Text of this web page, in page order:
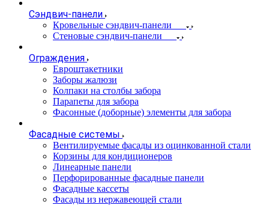
Сэндвич-панели
Кровельные сэндвич-панели
Стеновые сэндвич-панели
Ограждения
Евроштакетники
Заборы жалюзи
Колпаки на столбы забора
Парапеты для забора
Фасонные (доборные) элементы для забора
Фасадные системы
Вентилируемые фасады из оцинкованной стали
Корзины для кондиционеров
Линеарные панели
Перфорированные фасадные панели
Фасадные кассеты
Фасады из нержавеющей стали